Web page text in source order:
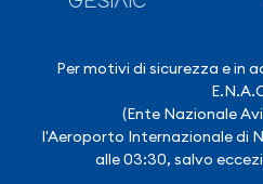
Per motivi di sicurezza e in
(Ente Nazionale
l'Aeroporto Internazionale di
alle 03:30, salvo